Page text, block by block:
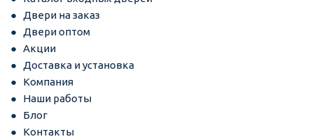
Двери на заказ
Двери оптом
Акции
Доставка и установка
Компания
Наши работы
Блог
Контакты